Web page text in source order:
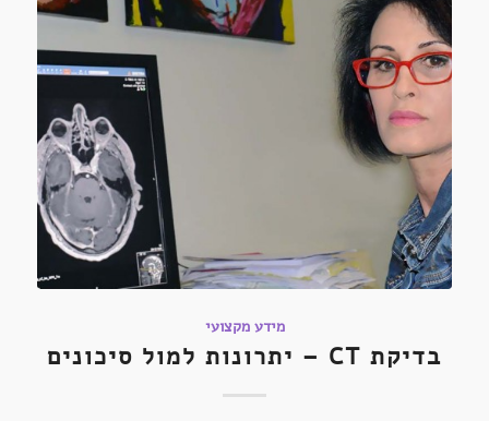
מידע מקצועי
בדיקת CT – יתרונות למול סיכונים